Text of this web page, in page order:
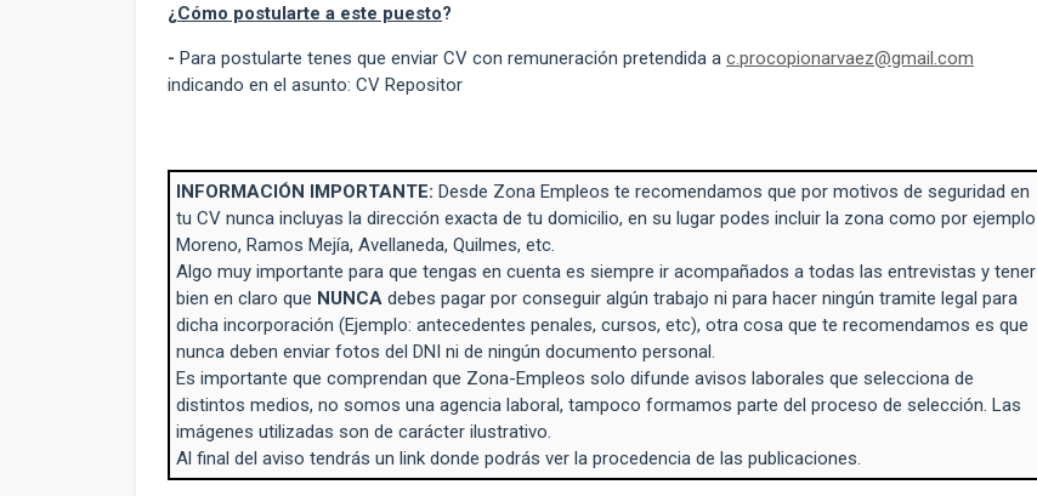
¿ Cómo postularte a este puesto?
- Para postularte tenes que enviar CV con remuneración pretendida a c.procopionarvaez@gmail.com
indicando en el asunto: CV Repositor
INFORMACIÓN IMPORTANTE: Desde Zona Empleos te recomendamos que por motivos de seguridad en
tu CV nunca incluyas la dirección exacta de tu domicilio, en su lugar podes incluir la zona como por ejemplo
Moreno, Ramos Mejía, Avellaneda, Quilmes, etc.
Algo muy importante para que tengas en cuenta es siempre ir acompañados a todas las entrevistas y tener
bien en claro que NUNCA debes pagar por conseguir algún trabajo ni para hacer ningún tramite legal para
dicha incorporación (Ejemplo: antecedentes penales, cursos, etc), otra cosa que te recomendamos es que
nunca deben enviar fotos del DNI ni de ningún documento personal.
Es importante que comprendan que Zona-Empleos solo difunde avisos laborales que selecciona de
distintos medios, no somos una agencia laboral, tampoco formamos parte del proceso de selección. Las
imágenes utilizadas son de carácter ilustrativo.
Al final del aviso tendrás un link donde podrás ver la procedencia de las publicaciones.